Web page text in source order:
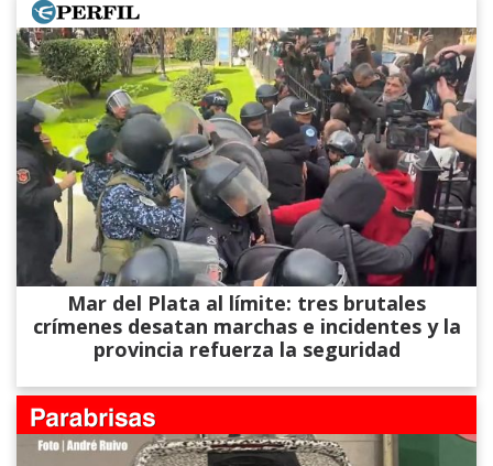
Mar del Plata al límite: tres brutales
crímenes desatan marchas e incidentes y la
provincia refuerza la seguridad